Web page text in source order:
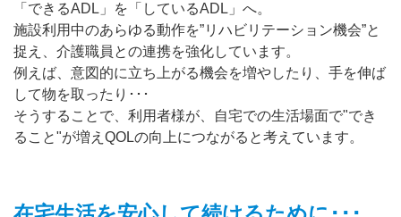
「できるADL」を「しているADL」へ。
施設利用中のあらゆる動作を”リハビリテーション機会”と
捉え、介護職員との連携を強化しています。
例えば、意図的に立ち上がる機会を増やしたり、手を伸ば
して物を取ったり･･･
そうすることで、利用者様が、自宅での生活場面で"でき
ること"が増えQOLの向上につながると考えています。